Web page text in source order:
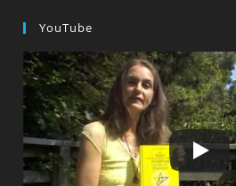
YouTube